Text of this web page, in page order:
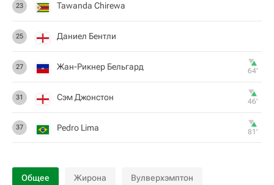
23 Tawanda Chirewa
25 Даниел Бентли
27 Жан-Рикнер Бельгард 64‎’‎
31 Сэм Джонстон 46‎’‎
37 Pedro Lima 81‎’‎
Общее Жирона Вулверхэмптон